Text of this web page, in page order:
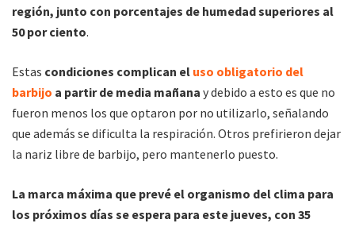
región, junto con porcentajes de humedad superiores al
50 por ciento.
Estas condiciones complican el uso obligatorio del
barbijo a partir de media mañana y debido a esto es que no
fueron menos los que optaron por no utilizarlo, señalando
que además se dificulta la respiración. Otros prefirieron dejar
la nariz libre de barbijo, pero mantenerlo puesto.
La marca máxima que prevé el organismo del clima para
los próximos días se espera para este jueves, con 35